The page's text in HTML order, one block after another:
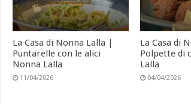
La Casa di Nonna Lalla |
Puntarelle con le alici
Nonna Lalla
11/04/2026
La Casa di
Polpette di
Lalla
04/04/2026